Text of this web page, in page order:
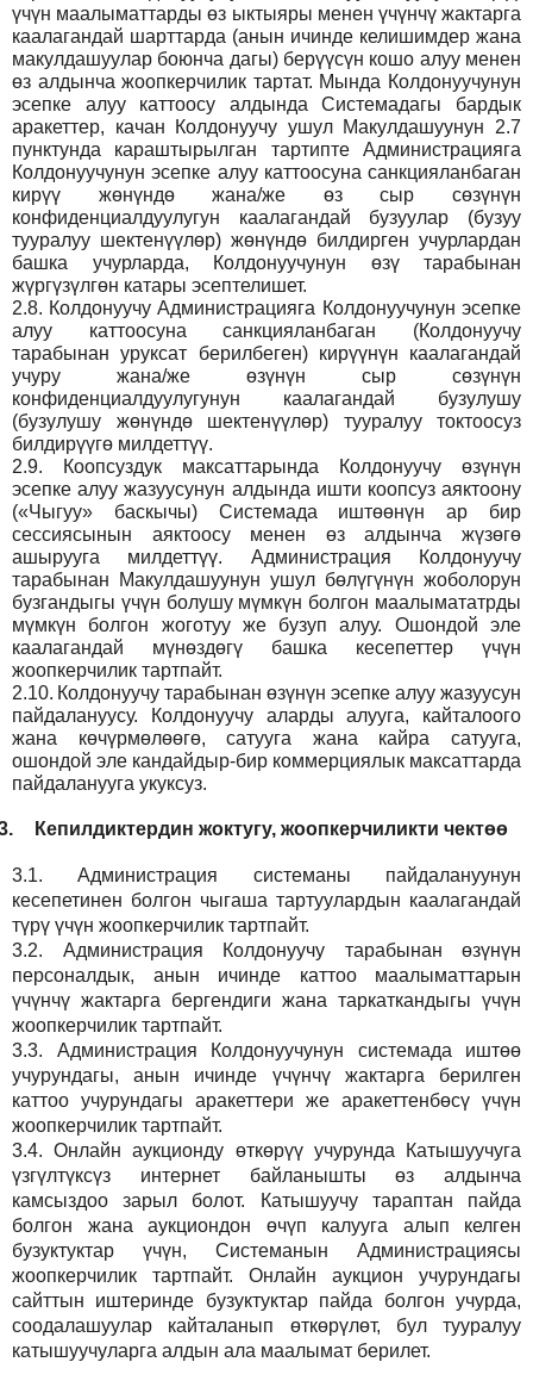
үчүн маалыматтарды өз ыктыяры менен үчүнчү жактарга
каалагандай шарттарда (анын ичинде келишимдер жана
макулдашуулар боюнча дагы) берүүсүн кошо алуу менен
өз алдынча жоопкерчилик тартат. Мында Колдонуучунун
эсепке алуу каттоосу алдында Системадагы бардык
аракеттер, качан Колдонуучу ушул Макулдашуунун 2.7
пунктунда караштырылган тартипте Администрацияга
Колдонуучунун эсепке алуу каттоосуна санкцияланбаган
кирүү жөнүндө жана/же өз сыр сөзүнүн
конфиденциалдуулугун каалагандай бузуулар (бузуу
тууралуу шектенүүлөр) жөнүндө билдирген учурлардан
башка учурларда, Колдонуучунун өзү тарабынан
жүргүзүлгөн катары эсептелишет.
2.8. Колдонуучу Администрацияга Колдонуучунун эсепке
алуу каттоосуна санкцияланбаган (Колдонуучу
тарабынан уруксат берилбеген) кирүүнүн каалагандай
учуру жана/же өзүнүн сыр сөзүнүн
конфиденциалдуулугунун каалагандай бузулушу
(бузулушу жөнүндө шектенүүлөр) тууралуу токтоосуз
билдирүүгө милдеттүү.
2.9.
Коопсуздук максаттарында Колдонуучу өзүнүн
эсепке алуу жазуусунун алдында ишти коопсуз аяктоону
(«Чыгуу» баскычы) Системада иштөөнүн ар бир
сессиясынын аяктоосу менен өз алдынча жүзөгө
ашырууга милдеттүү. Администрация Колдонуучу
тарабынан Макулдашуунун ушул бөлүгүнүн жоболорун
бузгандыгы үчүн болушу мүмкүн болгон маалымататрды
мүмкүн болгон жоготуу же бузуп алуу. Ошондой эле
каалагандай мүнөздөгү башка кесепеттер үчүн
жоопкерчилик тартпайт.
2.10. Колдонуучу тарабынан өзүнүн эсепке алуу жазуусун
пайдалануусу. Колдонуучу аларды алууга, кайталоого
жана көчүрмөлөөгө, сатууга жана кайра сатууга,
ошондой эле кандайдыр-бир коммерциялык максаттарда
пайдаланууга укуксуз.
Кепилдиктердин жоктугу, жоопкерчиликти чектөө
3.1.Администрация системаны пайдалануунун
кесепетинен болгон чыгаша тартуулардын каалагандай
түрү үчүн жоопкерчилик тартпайт.
3.2. Администрация
Колдонуучу тарабынан өзүнүн
персоналдык, анын ичинде каттоо маалыматтарын
үчүнчү жактарга бергендиги жана таркаткандыгы үчүн
жоопкерчилик тартпайт.
3.3. Администрация Колдонуучунун системада иштөө
учурундагы, анын ичинде үчүнчү жактарга берилген
каттоо учурундагы аракеттери же аракеттенбөсү үчүн
жоопкерчилик тартпайт.
3.4.Онлайн аукционду өткөрүү учурунда Катышуучуга
үзгүлтүксүз интернет байланышты өз алдынча
камсыздоозарыл болот.
Катышуучу тараптан пайда
болгон жана аукциондон өчүп калууга алып келген
бузуктуктар үчүн, Системанын Администрациясы
жоопкерчилик тартпайт. Онлайн аукцион учурундагы
сайттын иштеринде бузуктуктар пайда болгон учурда,
соодалашуулар кайталанып өткөрүлөт, бул тууралуу
катышуучуларга алдын ала маалымат берилет.